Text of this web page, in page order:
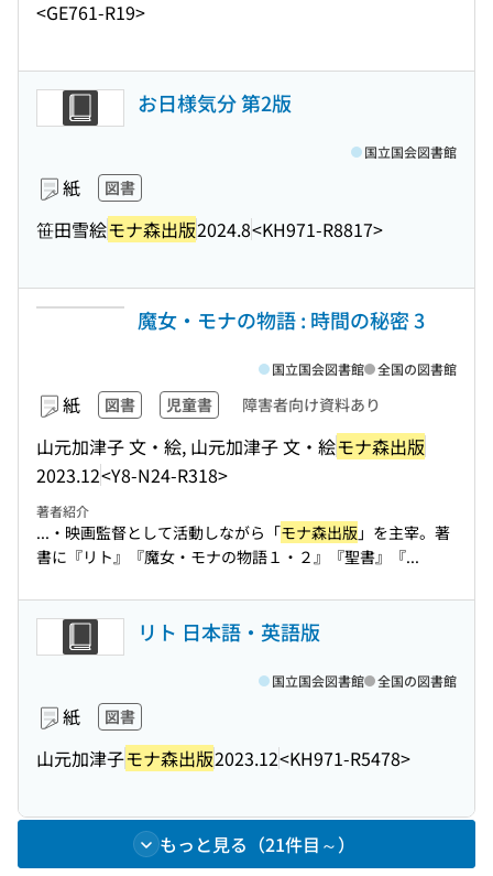
<GE761-R19>
お日様気分 第2版
紙 図書
笹田雪絵モナ森出版2024.8<KH971-R8817>
国立国会図書館
魔女・モナの物語 : 時間の秘密 3
紙 図書 児童書 障害者向け資料あり
山元加津子 文・絵, 山元加津子 文・絵モナ森出版
2023.12<Y8-N24-R318>
国立国会図書館 全国の図書館
著者紹介
...・映画監督として活動しながら「モナ森出版」を主宰。著
書に『リト』『魔女・モナの物語１・２』『聖書』『...
リト 日本語・英語版
紙 図書
山元加津子モナ森出版2023.12<KH971-R5478>
国立国会図書館 全国の図書館
もっと見る（21件目～）